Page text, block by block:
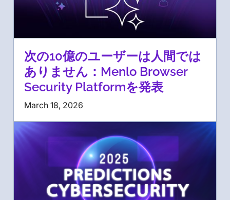
次の10億のユーザーは人間では
ありません：Menlo Browser
Security Platformを発表
March 18, 2026